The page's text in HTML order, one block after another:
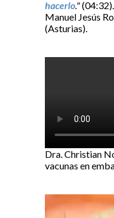
hacerlo."
Manuel Jesús
(Asturias).
Dra. Christian
vacunas en